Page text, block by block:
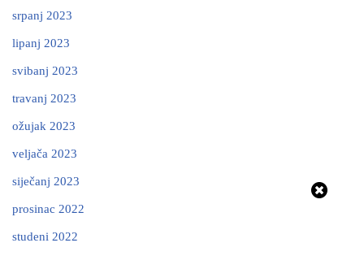
srpanj 2023
lipanj 2023
svibanj 2023
travanj 2023
ožujak 2023
veljača 2023
siječanj 2023
prosinac 2022
studeni 2022